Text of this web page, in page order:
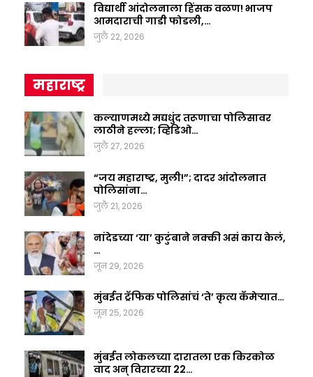
विद्यार्थी आंदोलनाला हिंसक वळण! भाजप
आमदाराची गाडी फोडली,…
जुलै 22, 2026
महाराष्ट्र
कल्याणमध्ये मद्यधुंद तरूणाचा पोलिसावर
लाठीने हल्ला; व्हिडिओ…
जुलै 27, 2026
“जय महाराष्ट्र, मुली!”; दादर आंदोलनात
पोलिसांना…
जुलै 21, 2026
नांदेडच्या ‘या’ कुटुंबाने नक्की असं काय केलं,
…
जून 29, 2026
मुंबईत ट्रॅफिक पोलिसांचं ‘ते’ कृत्य कॅमेऱ्यात…
जून 25, 2026
मुंबईत लोकलच्या दारातला एक किरकोळ
वाद अन् विरारच्या 22…